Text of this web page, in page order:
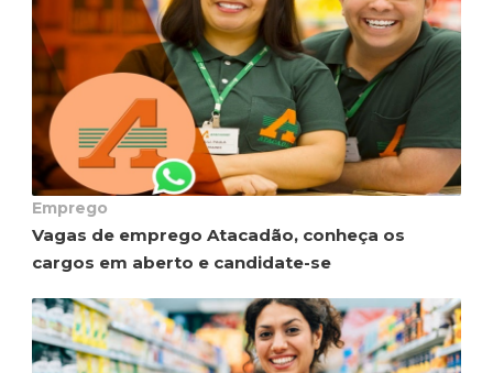
Emprego
Vagas de emprego Atacadão, conheça os
cargos em aberto e candidate-se